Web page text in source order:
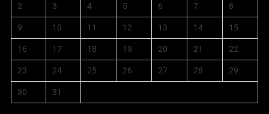
2 3 4 5 6 7 8
9 10 11 12 13 14 15
16 17 18 19 20 21 22
23 24 25 26 27 28 29
30 31